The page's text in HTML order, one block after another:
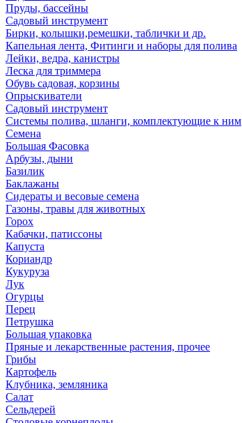
Пруды, бассейны
Садовый инструмент
Бирки, колышки,ремешки, таблички и др.
Капельная лента, Фитинги и наборы для полива
Лейки, ведра, канистры
Леска для триммера
Обувь садовая, корзины
Опрыскиватели
Садовый инструмент
Системы полива, шланги, комплектующие к ним
Семена
Большая Фасовка
Арбузы, дыни
Базилик
Баклажаны
Сидераты и весовые семена
Газоны, травы для животных
Горох
Кабачки, патиссоны
Капуста
Кориандр
Кукуруза
Лук
Огурцы
Перец
Петрушка
Большая упаковка
Пряные и лекарственные растения, прочее
Грибы
Картофель
Клубника, земляника
Салат
Сельдерей